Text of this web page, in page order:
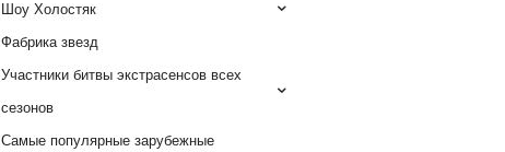
Шоу Холостяк
Фабрика звезд
Участники битвы экстрасенсов всех
сезонов
Самые популярные зарубежные